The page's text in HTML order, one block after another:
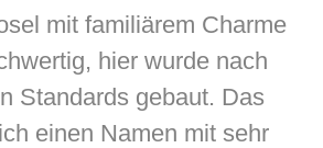
mit familiärem Charme
hier wurde nach
Standards gebaut. Das
einen Namen mit sehr